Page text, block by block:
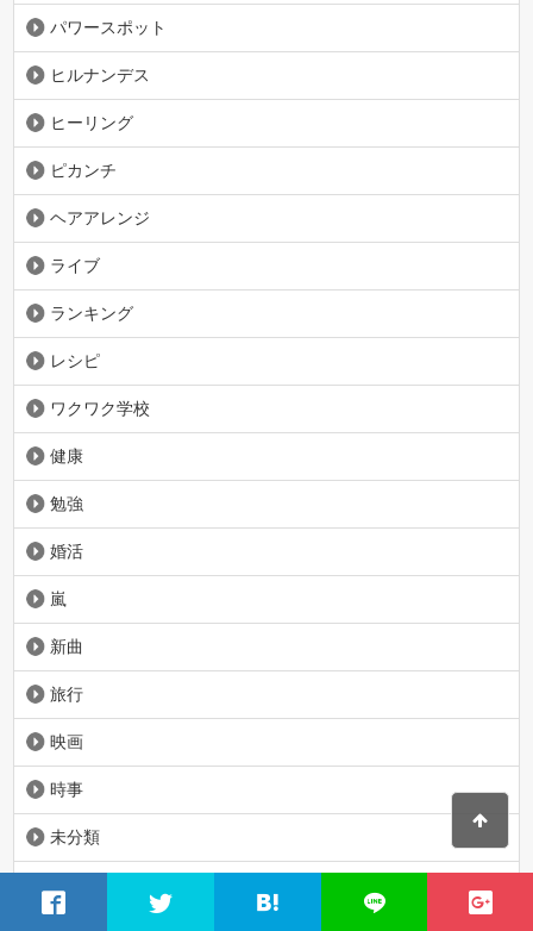
パワースポット
ヒルナンデス
ヒーリング
ピカンチ
ヘアアレンジ
ライブ
ランキング
レシピ
ワクワク学校
健康
勉強
婚活
嵐
新曲
旅行
映画
時事
未分類